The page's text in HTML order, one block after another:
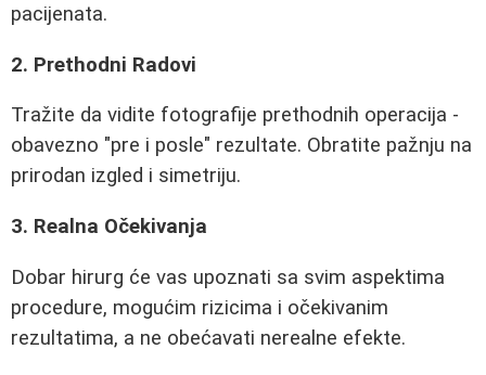
pacijenata.
2. Prethodni Radovi
Tražite da vidite fotografije prethodnih operacija -
obavezno "pre i posle" rezultate. Obratite pažnju na
prirodan izgled i simetriju.
3. Realna Očekivanja
Dobar hirurg će vas upoznati sa svim aspektima
procedure, mogućim rizicima i očekivanim
rezultatima, a ne obećavati nerealne efekte.